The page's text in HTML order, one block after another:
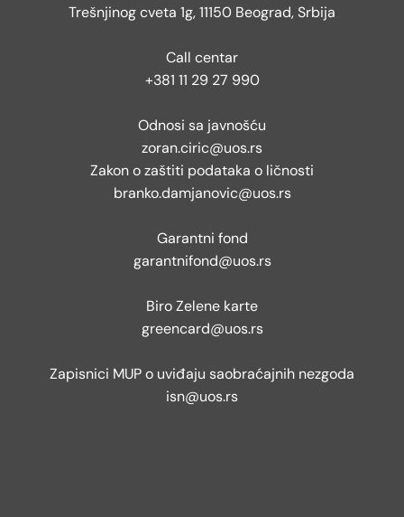
Trešnjinog cveta 1g, 11150 Beograd, Srbija
Call centar
+381 11 29 27 990
Odnosi sa javnošću
zoran.ciric@uos.rs
Zakon o zaštiti podataka o ličnosti
branko.damjanovic@uos.rs
Garantni fond
garantnifond@uos.rs
Biro Zelene karte
greencard@uos.rs
Zapisnici MUP o uviđaju saobraćajnih nezgoda
isn@uos.rs